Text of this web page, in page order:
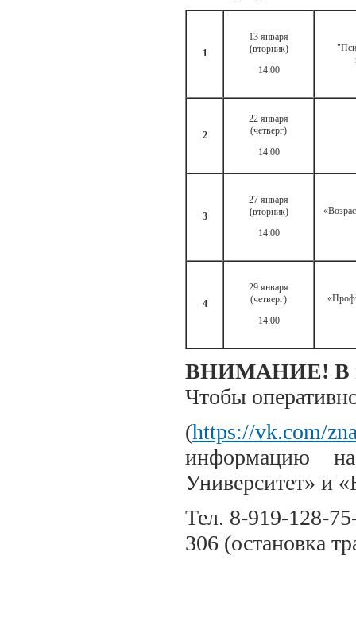
1
13 января
(вторник)
14:00
2
22 января
(четверг)
14:00
3
27 января
(вторник)
14:00
4
29 января
(четверг)
14:00
ВНИМАНИЕ! В
Чтобы
(https://vk.com/
информацию
Университет» и
Тел. 8-919-128-
306 (остановка